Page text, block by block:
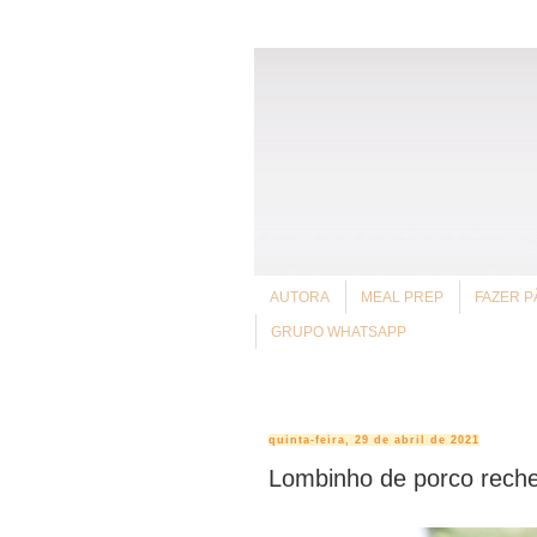
AUTORA MEAL PREP FAZER
GRUPO WHATSAPP
quinta-feira, 29 de abril de 2021
Lombinho de porco